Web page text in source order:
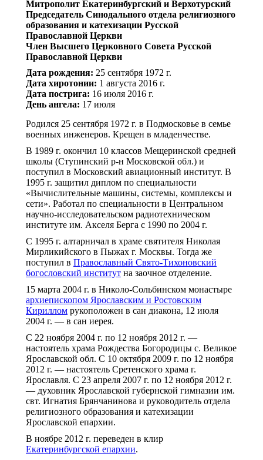
Митрополит Екатеринбургский и Верхотурский
Председатель Синодального отдела религиозного
образования и катехизации Русской
Православной Церкви
Член Высшего Церковного Совета Русской
Православной Церкви
Дата рождения: 25 сентября 1972 г.
Дата хиротонии: 1 августа 2016 г.
Дата пострига: 16 июля 2016 г.
День ангела: 17 июля
Родился 25 сентября 1972 г. в Подмосковье в семье
военных инженеров. Крещен в младенчестве.
В 1989 г. окончил 10 классов Мещеринской средней
школы (Ступинский р-н Московской обл.) и
поступил в Московский авиационный институт. В
1995 г. защитил диплом по специальности
«Вычислительные машины, системы, комплексы и
сети». Работал по специальности в Центральном
научно-исследовательском радиотехническом
институте им. Акселя Берга с 1990 по 2004 г.
С 1995 г. алтарничал в храме святителя Николая
Мирликийского в Пыжах г. Москвы. Тогда же
поступил в Православный Свято-Тихоновский
богословский институт на заочное отделение.
15 марта 2004 г. в Николо-Сольбинском монастыре
архиепископом Ярославским и Ростовским
Кириллом рукоположен в сан диакона, 12 июля
2004 г. — в сан иерея.
С 22 ноября 2004 г. по 12 ноября 2012 г. —
настоятель храма Рождества Богородицы с. Великое
Ярославской обл. С 10 октября 2009 г. по 12 ноября
2012 г. — настоятель Сретенского храма г.
Ярославля. С 23 апреля 2007 г. по 12 ноября 2012 г.
— духовник Ярославской губернской гимназии им.
свт. Игнатия Брянчанинова и руководитель отдела
религиозного образования и катехизации
Ярославской епархии.
В ноябре 2012 г. переведен в клир
Екатеринбургской епархии.